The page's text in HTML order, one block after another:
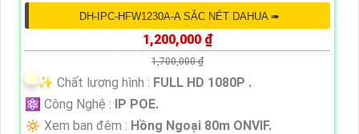
DH-IPC-HFW1230A-A SẮC NÉT DAHUA ➠
1,200,000 ₫
1,700,000 ₫
✨ Chất lượng hình : FULL HD 1080P .
⚛️ Công Nghệ : IP POE.
🔅 Xem ban đêm : Hồng Ngoại 80m ONVIF.